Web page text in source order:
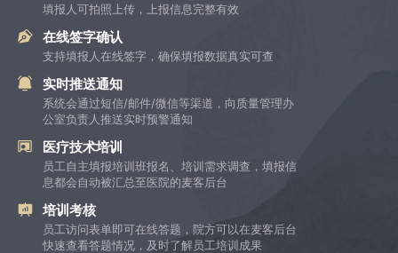
填报人可拍照上传，上报信息完整有效
在线签字确认
支持填报人在线签字，确保填报数据真实可查
实时推送通知
系统会通过短信/邮件/微信等渠道，向质量管理办
公室负责人推送实时预警通知
医疗技术培训
员工自主填报培训班报名、培训需求调查，填报信
息都会自动被汇总至医院的麦客后台
培训考核
员工访问表单即可在线答题，院方可以在麦客后台
快速查看答题情况，及时了解员工培训成果